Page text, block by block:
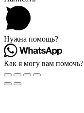
Нужна помощь?
Как я могу вам помочь?